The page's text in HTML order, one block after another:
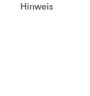
Hinweis